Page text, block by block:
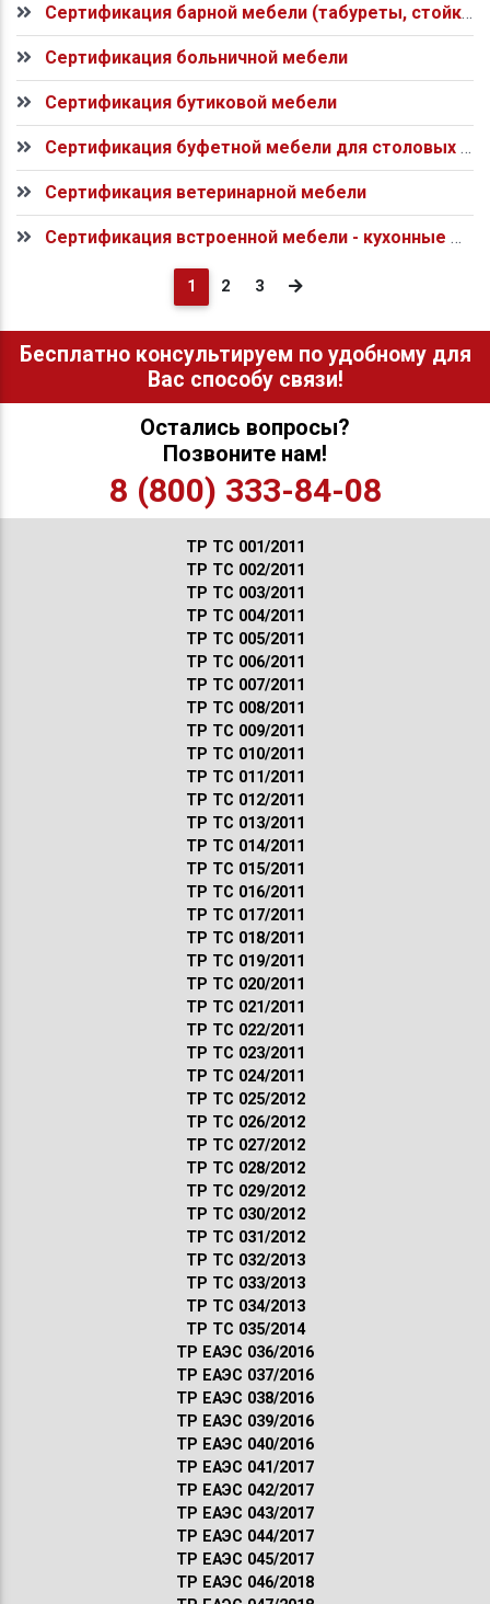
Сертификация барной мебели (табуреты, стойки, аксессуары)
Сертификация больничной мебели
Сертификация бутиковой мебели
Сертификация буфетной мебели для столовых и кафе
Сертификация ветеринарной мебели
Сертификация встроенной мебели - кухонные модули, встроенные шкафы
1 (current)
2 3
Бесплатно консультируем по удобному для
Вас способу связи!
Остались вопросы?
Позвоните нам!
8 (800) 333-84-08
ТР ТС 001/2011
ТР ТС 002/2011
ТР ТС 003/2011
ТР ТС 004/2011
ТР ТС 005/2011
ТР ТС 006/2011
ТР ТС 007/2011
ТР ТС 008/2011
ТР ТС 009/2011
ТР ТС 010/2011
ТР ТС 011/2011
ТР ТС 012/2011
ТР ТС 013/2011
ТР ТС 014/2011
ТР ТС 015/2011
ТР ТС 016/2011
ТР ТС 017/2011
ТР ТС 018/2011
ТР ТС 019/2011
ТР ТС 020/2011
ТР ТС 021/2011
ТР ТС 022/2011
ТР ТС 023/2011
ТР ТС 024/2011
ТР ТС 025/2012
ТР ТС 026/2012
ТР ТС 027/2012
ТР ТС 028/2012
ТР ТС 029/2012
ТР ТС 030/2012
ТР ТС 031/2012
ТР ТС 032/2013
ТР ТС 033/2013
ТР ТС 034/2013
ТР ТС 035/2014
ТР ЕАЭС 036/2016
ТР ЕАЭС 037/2016
ТР ЕАЭС 038/2016
ТР ЕАЭС 039/2016
ТР ЕАЭС 040/2016
ТР ЕАЭС 041/2017
ТР ЕАЭС 042/2017
ТР ЕАЭС 043/2017
ТР ЕАЭС 044/2017
ТР ЕАЭС 045/2017
ТР ЕАЭС 046/2018